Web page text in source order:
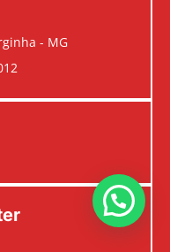
- MG